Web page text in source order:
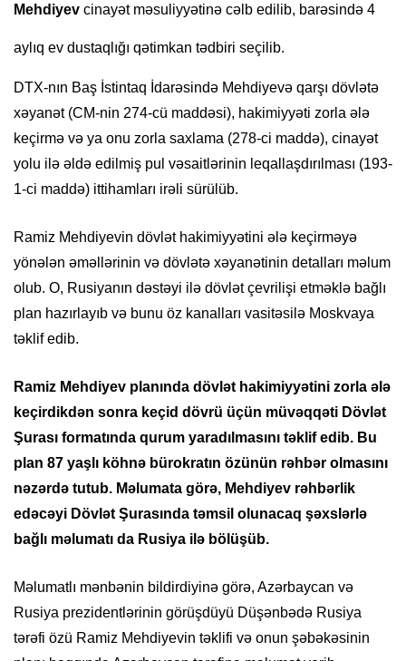
Mehdiyev cinayət məsuliyyətinə cəlb edilib, barəsində 4
aylıq ev dustaqlığı qətimkan tədbiri seçilib.
DTX-nın Baş İstintaq İdarəsində Mehdiyevə qarşı dövlətə
xəyanət (CM-nin 274-cü maddəsi), hakimiyyəti zorla ələ
keçirmə və ya onu zorla saxlama (278-ci maddə), cinayət
yolu ilə əldə edilmiş pul vəsaitlərinin leqallaşdırılması (193-
1-ci maddə) ittihamları irəli sürülüb.
Ramiz Mehdiyevin dövlət hakimiyyətini ələ keçirməyə
yönələn əməllərinin və dövlətə xəyanətinin detalları məlum
olub. O, Rusiyanın dəstəyi ilə dövlət çevrilişi etməklə bağlı
plan hazırlayıb və bunu öz kanalları vasitəsilə Moskvaya
təklif edib.
Ramiz Mehdiyev planında dövlət hakimiyyətini zorla ələ
keçirdikdən sonra keçid dövrü üçün müvəqqəti Dövlət
Şurası formatında qurum yaradılmasını təklif edib. Bu
plan 87 yaşlı köhnə bürokratın özünün rəhbər olmasını
nəzərdə tutub. Məlumata görə, Mehdiyev rəhbərlik
edəcəyi Dövlət Şurasında təmsil olunacaq şəxslərlə
bağlı məlumatı da Rusiya ilə bölüşüb.
Məlumatlı mənbənin bildirdiyinə görə, Azərbaycan və
Rusiya prezidentlərinin görüşdüyü Düşənbədə Rusiya
tərəfi özü Ramiz Mehdiyevin təklifi və onun şəbəkəsinin